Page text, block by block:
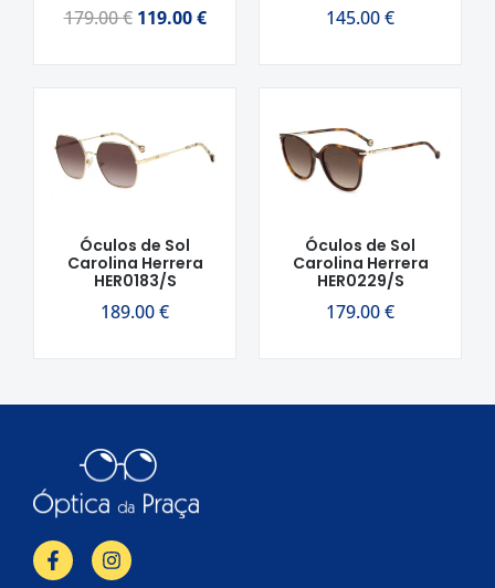
179.00€ 119.00€ 145.00€
Óculos de Sol
Carolina Herrera
HER0183/S
189.00€
Óculos de Sol
Carolina Herrera
HER0229/S
179.00€
F
a
I
n